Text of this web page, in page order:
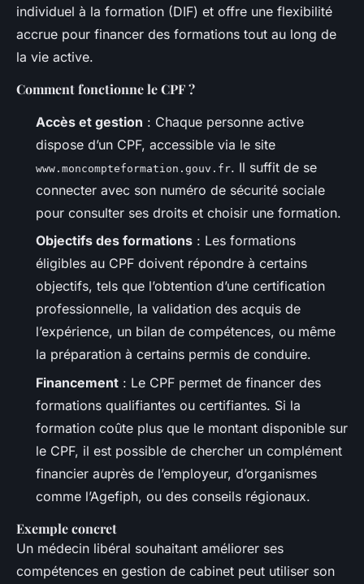
individuel à la formation (DIF) et offre une flexibilité
accrue pour financer des formations tout au long de
la vie active.
Comment fonctionne le CPF ?
Accès et gestion : Chaque personne active
dispose d’un CPF, accessible via le site
www.moncompteformation.gouv.fr. Il suffit de se
connecter avec son numéro de sécurité sociale
pour consulter ses droits et choisir une formation.
Objectifs des formations : Les formations
éligibles au CPF doivent répondre à certains
objectifs, tels que l’obtention d’une certification
professionnelle, la validation des acquis de
l’expérience, un bilan de compétences, ou même
la préparation à certains permis de conduire.
Financement : Le CPF permet de financer des
formations qualifiantes ou certifiantes. Si la
formation coûte plus que le montant disponible sur
le CPF, il est possible de chercher un complément
financier auprès de l’employeur, d’organismes
comme l’Agefiph, ou des conseils régionaux.
Exemple concret
Un médecin libéral souhaitant améliorer ses
compétences en gestion de cabinet peut utiliser son